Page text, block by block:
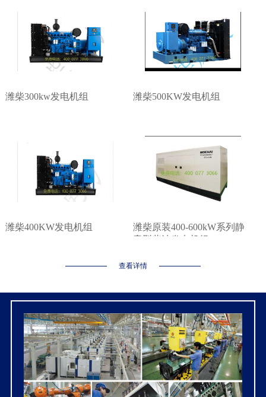
潍柴300kw发电机组 潍柴500KW发电机组
潍柴400KW发电机组
潍柴原装400-600kW系列静
音型柴油发电机组
查看详情